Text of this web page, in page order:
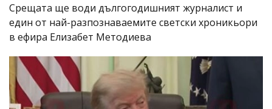
Срещата ще води дългогодишният журналист и
един от най-разпознаваемите светски хроникьори
в ефира Елизабет Методиева